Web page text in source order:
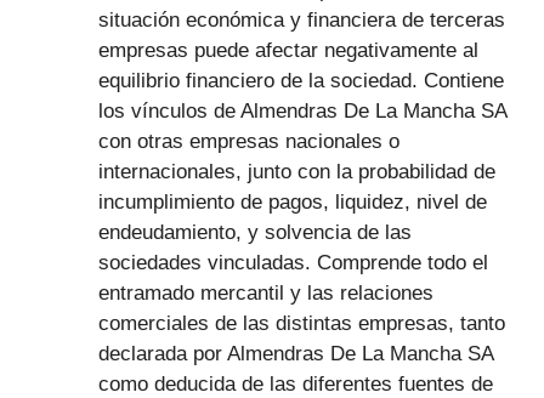
situación económica y financiera de terceras
empresas puede afectar negativamente al
equilibrio financiero de la sociedad. Contiene
los vínculos de Almendras De La Mancha SA
con otras empresas nacionales o
internacionales, junto con la probabilidad de
incumplimiento de pagos, liquidez, nivel de
endeudamiento, y solvencia de las
sociedades vinculadas. Comprende todo el
entramado mercantil y las relaciones
comerciales de las distintas empresas, tanto
declarada por Almendras De La Mancha SA
como deducida de las diferentes fuentes de